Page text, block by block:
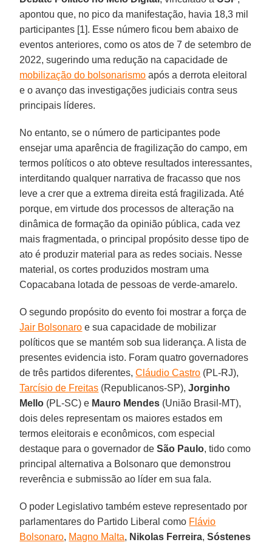
apontou que, no pico da manifestação, havia 18,3 mil
participantes [1]. Esse número ficou bem abaixo de
eventos anteriores, como os atos de 7 de setembro de
2022, sugerindo uma redução na capacidade de
mobilização do bolsonarismo após a derrota eleitoral
e o avanço das investigações judiciais contra seus
principais líderes.
No entanto, se o número de participantes pode
ensejar uma aparência de fragilização do campo, em
termos políticos o ato obteve resultados interessantes,
interditando qualquer narrativa de fracasso que nos
leve a crer que a extrema direita está fragilizada. Até
porque, em virtude dos processos de alteração na
dinâmica de formação da opinião pública, cada vez
mais fragmentada, o principal propósito desse tipo de
ato é produzir material para as redes sociais. Nesse
material, os cortes produzidos mostram uma
Copacabana lotada de pessoas de verde-amarelo.
O segundo propósito do evento foi mostrar a força de
Jair Bolsonaro e sua capacidade de mobilizar
políticos que se mantém sob sua liderança. A lista de
presentes evidencia isto. Foram quatro governadores
de três partidos diferentes,Cláudio Castro (PL-RJ),
Tarcísio de Freitas (Republicanos-SP),Jorginho
Mello (PL-SC) e Mauro Mendes (União Brasil-MT),
dois deles representam os maiores estados em
termos eleitorais e econômicos, com especial
destaque para o governador deSão Paulo, tido como
principal alternativa a Bolsonaro que demonstrou
reverência e submissão ao líder em sua fala.
O poder Legislativo também esteve representado por
parlamentares do Partido Liberal como Flávio
Bolsonaro, Magno Malta, Nikolas Ferreira,Sóstenes